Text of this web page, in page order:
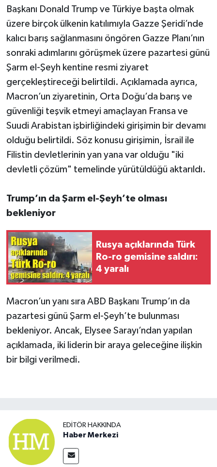
Başkanı Donald Trump ve Türkiye başta olmak
üzere birçok ülkenin katılımıyla Gazze Şeridi’nde
kalıcı barış sağlanmasını öngören Gazze Planı’nın
sonraki adımlarını görüşmek üzere pazartesi günü
Şarm el-Şeyh kentine resmi ziyaret
gerçekleştireceği belirtildi. Açıklamada ayrıca,
Macron’un ziyaretinin, Orta Doğu’da barış ve
güvenliği teşvik etmeyi amaçlayan Fransa ve
Suudi Arabistan işbirliğindeki girişimin bir devamı
olduğu belirtildi. Söz konusu girişimin, İsrail ile
Filistin devletlerinin yan yana var olduğu "iki
devletli çözüm" temelinde yürütüldüğü aktarıldı.
Trump’ın da Şarm el-Şeyh’te olması
bekleniyor
Rusya açıklarında Türk
Ro-ro gemisine saldırı:
4 yaralı
Macron’un yanı sıra ABD Başkanı Trump’ın da
pazartesi günü Şarm el-Şeyh’te bulunması
bekleniyor. Ancak, Elysee Sarayı’ndan yapılan
açıklamada, iki liderin bir araya geleceğine ilişkin
bir bilgi verilmedi.
EDITÖR HAKKINDA
Haber Merkezi